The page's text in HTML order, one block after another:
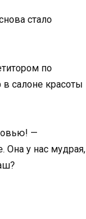
стало
по
салоне красоты
—
Она у нас мудрая,